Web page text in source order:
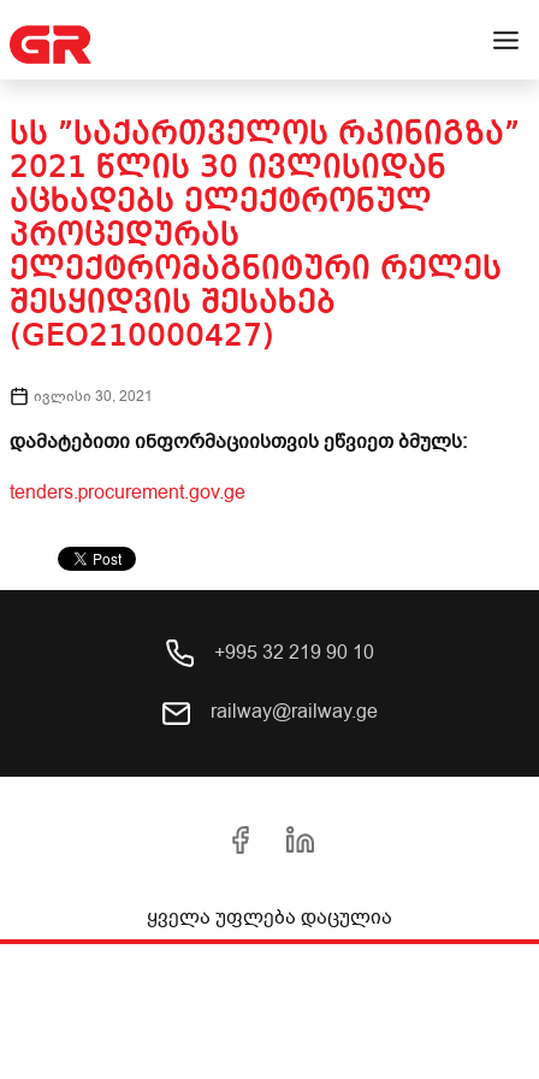
ᲡᲡ ”ᲡᲐᲥᲐᲠᲗᲕᲔᲚᲝᲡ ᲠᲙᲘᲜᲘᲒᲖᲐ”
2021 ᲬᲚᲘᲡ 30 ᲘᲕᲚᲘᲡᲘᲓᲐᲜ
ᲐᲪᲮᲐᲓᲔᲑᲡ ᲔᲚᲔᲥᲢᲠᲝᲜᲣᲚ
ᲞᲠᲝᲪᲔᲓᲣᲠᲐᲡ
ᲔᲚᲔᲥᲢᲠᲝᲛᲐᲒᲜᲘᲢᲣᲠᲘ ᲠᲔᲚᲔᲡ
ᲨᲔᲡᲧᲘᲓᲕᲘᲡ ᲨᲔᲡᲐᲮᲔᲑ
(GEO210000427)
ივლისი 30, 2021
დამატებითი ინფორმაციისთვის ეწვიეთ ბმულს:
tenders.procurement.gov.ge
+995 32 219 90 10
railway@railway.ge
ყველა უფლება დაცულია